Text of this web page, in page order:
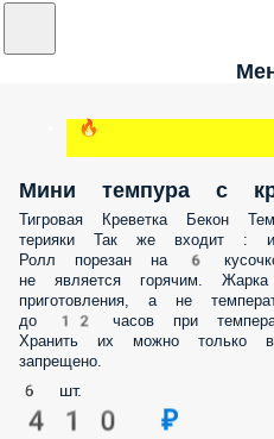
🔥
Мини темпура с
Тигровая Креветка Бекон
терияки Так же входит :
Ролл порезан на 6
не является горячим.
приготовления, а не
до 12 часов при
Хранить их можно только в
запрещено.
6 шт.
410 ₽